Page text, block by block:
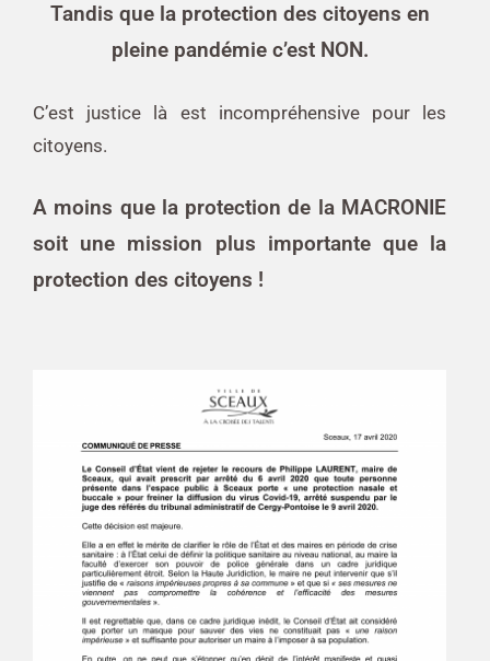
Tandis que la protection des citoyens en
pleine pandémie c’est NON.
C’est justice là est incompréhensive pour les
citoyens.
A moins que la protection de la MACRONIE
soit une mission plus importante que la
protection des citoyens !